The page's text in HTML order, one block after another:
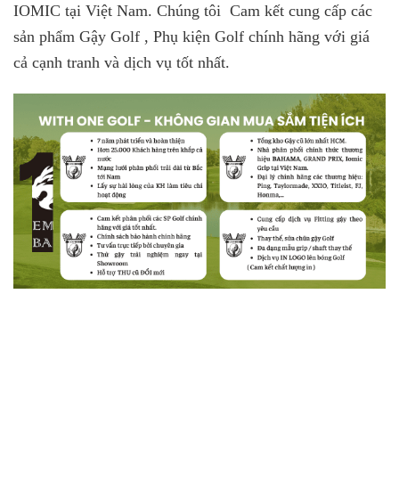
IOMIC tại Việt Nam. Chúng tôi Cam kết cung cấp các
sản phẩm Gậy Golf , Phụ kiện Golf chính hãng với giá
cả cạnh tranh và dịch vụ tốt nhất.